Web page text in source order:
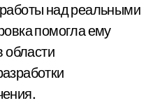
над реальными
помогла ему
области